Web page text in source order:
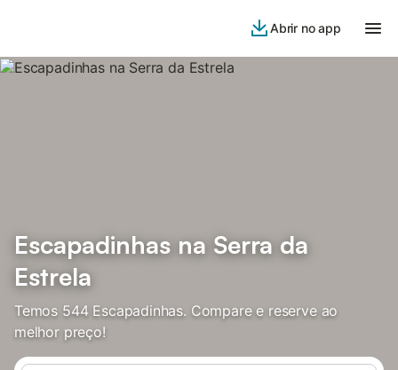
Abrir no app
Escapadinhas na Serra da
Estrela
Temos 544 Escapadinhas. Compare e reserve ao
melhor preço!